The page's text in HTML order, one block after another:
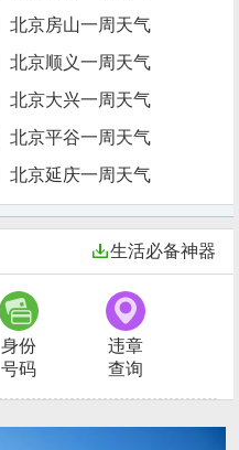
北京房山一周天气
北京顺义一周天气
北京大兴一周天气
北京平谷一周天气
北京延庆一周天气
生活必备神器
身份
号码
违章
查询